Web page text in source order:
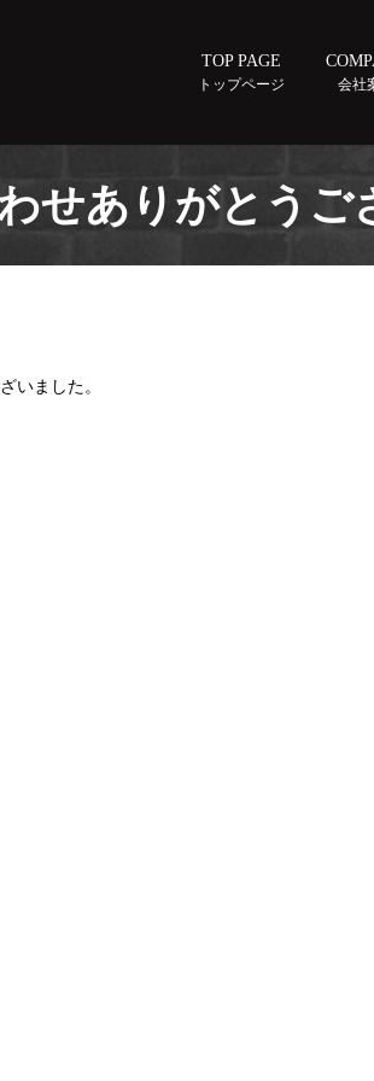
TOP PAGE
トップページ 会社
せありがとうご
いました。